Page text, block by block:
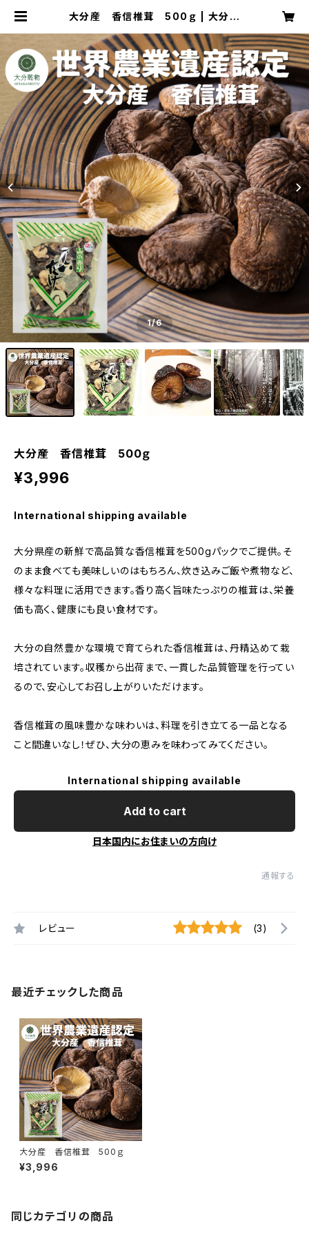
大分産 香信椎茸 500ｇ | 大分乾
1/6
大分産 香信椎茸 500ｇ
¥3,996
International shipping available
大分県産の新鮮で高品質な香信椎茸を500gパックでご提供。そ
のまま食べても美味しいのはもちろん、炊き込みご飯や煮物など、
様々な料理に活用できます。香り高く旨味たっぷりの椎茸は、栄養
価も高く、健康にも良い食材です。
大分の自然豊かな環境で育てられた香信椎茸は、丹精込めて栽
培されています。収穫から出荷まで、一貫した品質管理を行ってい
るので、安心してお召し上がりいただけます。
香信椎茸の風味豊かな味わいは、料理を引き立てる一品となる
こと間違いなし！ぜひ、大分の恵みを味わってみてください。
International shipping available
Add to cart
日本国内にお住まいの方向け
通報する
レビュー (3)
最近チェックした商品
大分産 香信椎茸 500ｇ
¥3,996
同じカテゴリの商品